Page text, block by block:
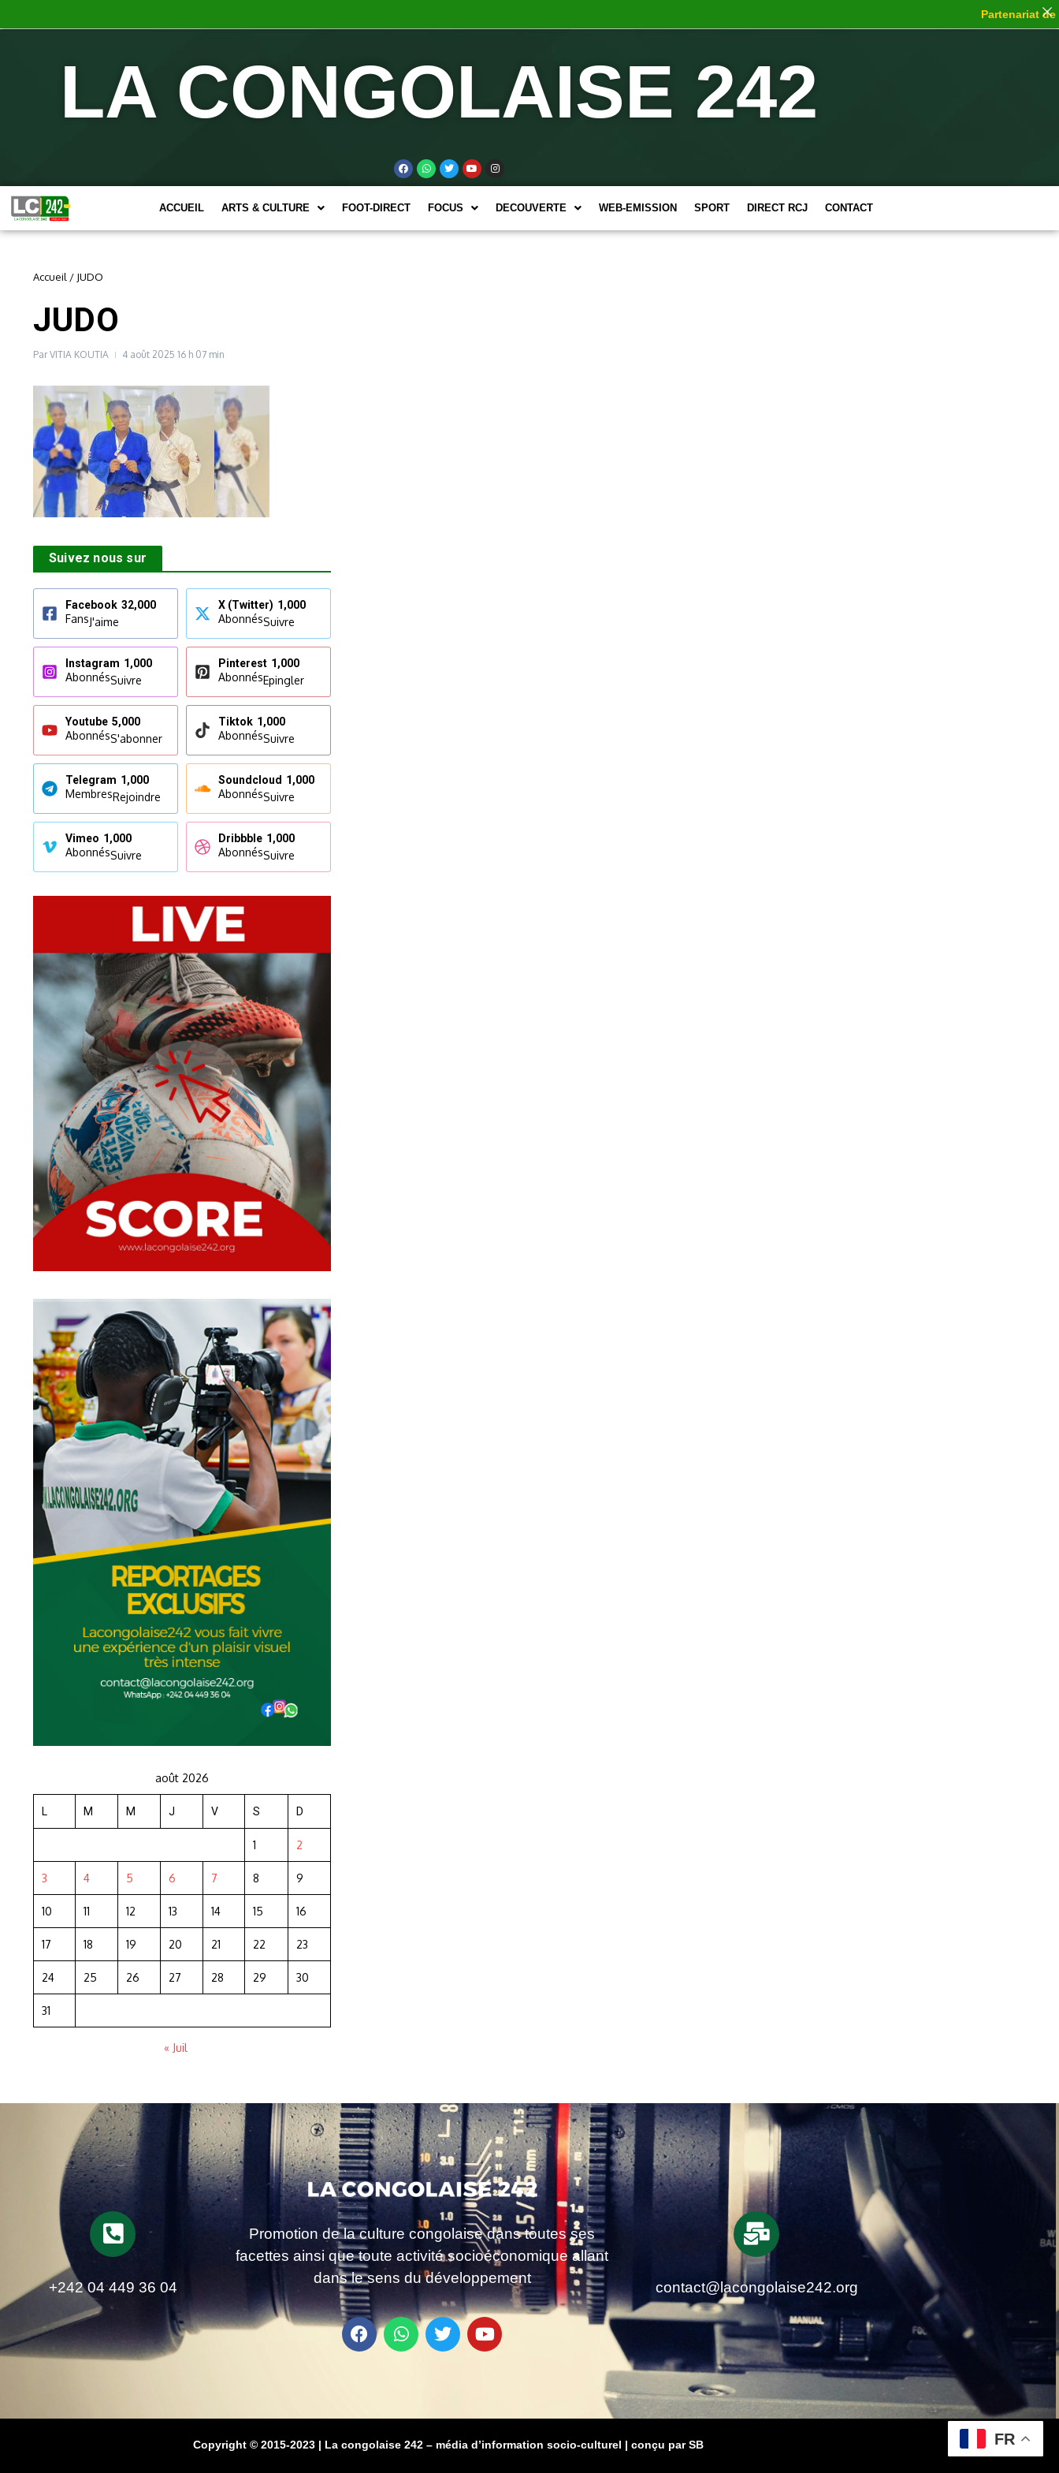
LA CONGOLAISE 242
ACCUEIL ARTS & CULTURE FOOT-DIRECT FOCUS DECOUVERTE WEB-EMISSION SPORT DIRECT RCJ CONTACT
Accueil / JUDO
JUDO
ParVITIA KOUTIA 4 août 2025 16 h 07 min
Suivez nous sur
Facebook 32,000
FansJ'aime
X (Twitter) 1,000
AbonnésSuivre
Instagram 1,000
AbonnésSuivre
Pinterest 1,000
AbonnésEpingler
Youtube 5,000
AbonnésS'abonner
Tiktok 1,000
AbonnésSuivre
Telegram 1,000
MembresRejoindre
Soundcloud 1,000
AbonnésSuivre
Vimeo 1,000
AbonnésSuivre
Dribbble 1,000
AbonnésSuivre
août 2026
L M M J V S D
1 2
3 4 5 6 7 8 9
10 11 12 13 14 15 16
17 18 19 20 21 22 23
24 25 26 27 28 29 30
31
« Juil
+242 04 449 36 04
Promotion de la culture congolaise dans toutes ses
facettes ainsi que toute activité socioéconomique allant
dans le sens du développement
contact@lacongolaise242.org
Copyright © 2015-2023 | La congolaise 242 – média d’information socio-culturel | conçu par SB
Partenariat de
FR